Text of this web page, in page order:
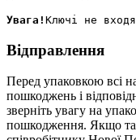
Увага!
Відправлення
Перед упаковкою всі
пошкоджень і
зверніть увагу на
пошкодження. Якщо